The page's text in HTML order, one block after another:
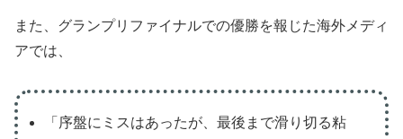
また、グランプリファイナルでの優勝を報じた海外メディ
アでは、
「序盤にミスはあったが、最後まで滑り切る粘